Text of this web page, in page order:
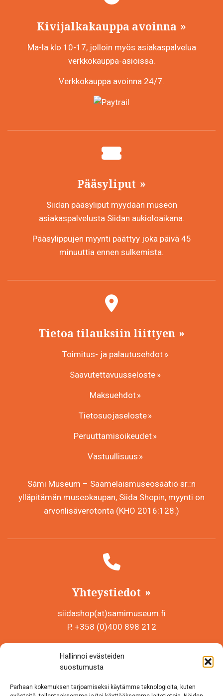
Hallinnoi evästeiden
suostumusta
Parhaan kokemuksen tarjoamiseksi käytämme teknologioita, kuten
Kivijalkakauppa avoinna
Ma-la klo 10-17, jolloin myös asiakaspalvelua
verkkokauppa-asioissa.
Verkkokauppa avoinna 24/7.
Pääsyliput
Siidan pääsyliput myydään museon
asiakaspalvelusta Siidan aukioloaikana.
Pääsylippujen myynti päättyy joka päivä 45
minuuttia ennen sulkemista.
Tietoa tilauksiin liittyen
Toimitus- ja palautusehdot
Saavutettavuusseloste
Maksuehdot
Tietosuojaseloste
Peruuttamisoikeudet
Vastuullisuus
Sámi Museum – Saamelaismuseosäätiö sr.:n
ylläpitämän museokaupan, Siida Shopin, myynti on
arvonlisäverotonta (KHO 2016:128.)
Yhteystiedot
siidashop(at)samimuseum.fi
P. +358 (0)400 898 212
Y-tunnus 0625907-2